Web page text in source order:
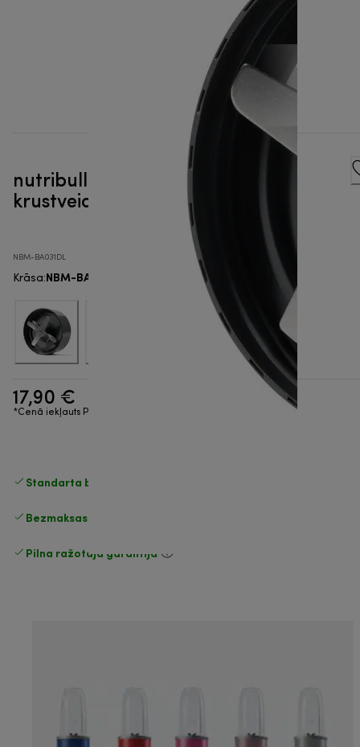
nutribullet® Pro Ekstrakcijas
krustveida asmens
NBM-BA031DL
Krāsa:NBM-BA031DL
17,90 €
*Cenā iekļauts PVN
Standarta bezmaksas piegāde
Bezmaksas atgriešana
Pilna ražotāja garantija